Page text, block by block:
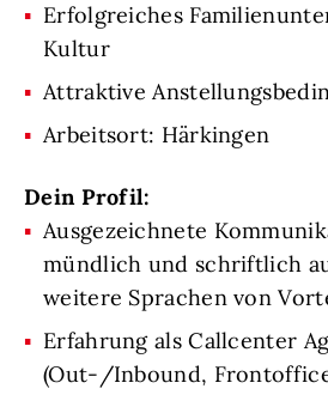
Erfolgreiches
Kultur
Attraktive
Arbeitsort: Härkingen
Dein Profil:
Ausgezeichnete
mündlich und schriftlich
weitere Sprachen von
Erfahrung als Callcenter
(Out-/Inbound,